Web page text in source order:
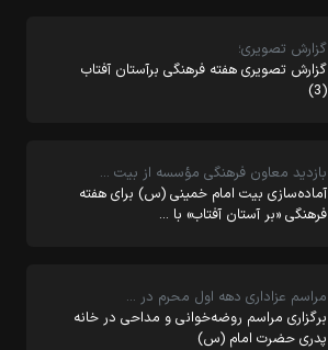
گزارش تصویری؛
گزارش تصویری هفته فرهنگی برآستان آفتاب
(3)
بازدید معاون فرهنگی مؤسسه از بیت …
آماده‌سازی بیت امام خمینی (س) برای هفته
فرهنگی «بر آستان آفتاب» با …
مراسم عزاداری دهه اول محرم در …
برگزاری مراسم روضه‌خوانی و مداحی در خانه
پدری حضرت امام (س)